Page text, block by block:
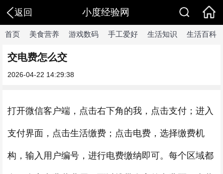
返回 小度经验网
首页 美食营养 游戏数码 手工爱好 生活知识 生活百科
交电费怎么交
2026-04-22 14:29:38
打开微信客户端，点击右下角的我，点击支付；进入
支付界面，点击生活缴费；点击电费，选择缴费机
构，输入用户编号，进行电费缴纳即可。每个区域都